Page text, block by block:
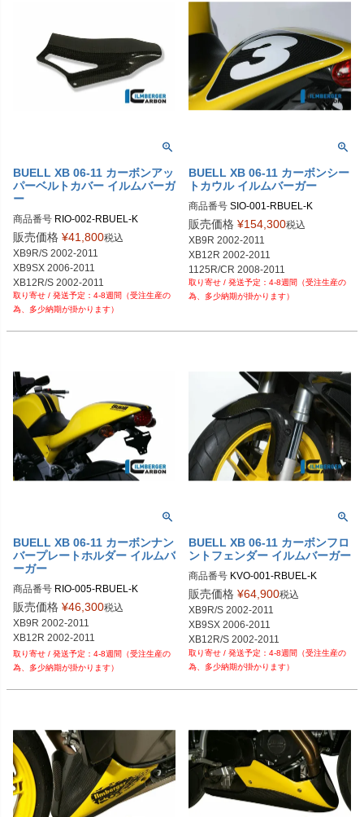
BUELL XB 06-11 カーボンアッ
パーベルトカバー イルムバーガ
ー
商品番号 RIO-002-RBUEL-K
RIO.002.RBUEL.K
販売価格 ¥41,800税込
XB9R/S 2002-2011
XB9SX 2006-2011
XB12R/S 2002-2011
4-8週間（受注生産の
為、多少納期が掛かります）
BUELL XB 06-11 カーボンシー
トカウル イルムバーガー
商品番号 SIO-001-RBUEL-K
SIO.001.RBUEL.K
販売価格 ¥154,300税込
XB9R 2002-2011
XB12R 2002-2011
4-8週間（受注生産の
為、多少納期が掛かります）
BUELL XB 06-11 カーボンナン
バープレートホルダー イルムバ
ーガー
商品番号 RIO-005-RBUEL-K
販売価格 ¥46,300税込
XB9R 2002-2011
4-8週間（受注生産の
為、多少納期が掛かります）
BUELL XB 06-11 カーボンフロ
ントフェンダー イルムバーガー
商品番号 KVO-001-RBUEL-K
KVO.001.RBUEL.K
販売価格 ¥64,900税込
XB9R/S 2002-2011
XB9SX 2006-2011
XB12R/S 2002-2011
XB12SS 2006-2011
XB 12 Ullysses 2006-2011
4-8週間（受注生産の
為、多少納期が掛かります）